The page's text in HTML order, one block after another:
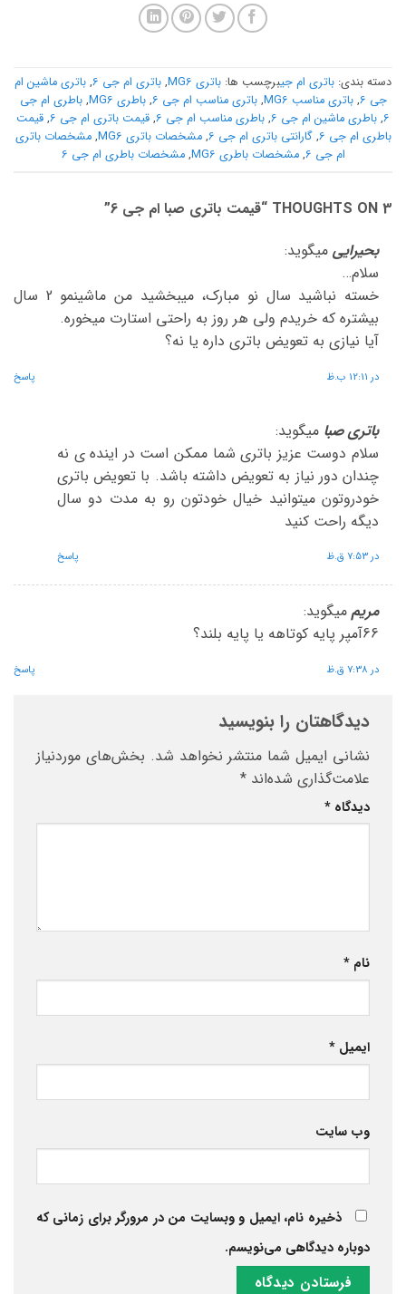
دسته بندی: باتری ام جیبرچسب ها: باتری MG6 , باتری ام جی 6 , باتری ماشین ام
جی 6
,باتری مناسب MG6 ,باتری مناسب ام جی 6 ,باطری MG6 ,باطری ام جی
6
, باطری ماشین ام جی 6 , باطری مناسب ام جی 6 , قیمت باتری ام جی 6 , قیمت
باطری ام جی 6
,گارانتی باتری ام جی 6 ,مشخصات باتری MG6 ,مشخصات باتری
ام جی 6
,مشخصات باطری MG6 ,مشخصات باطری ام جی 6
3 THOUGHTS ON “ قیمت باتری صبا ام جی 6 ”
بحیرایی میگوید:
سلام…
خسته نباشید سال نو مبارک، میبخشید من ماشینمو 2 سال
بیشتره که خریدم ولی هر روز به راحتی استارت میخوره.
آیا نیازی به تعویض باتری داره یا نه؟
در 12:11 ب.ظ پاسخ
باتری صبا میگوید:
سلام دوست عزیز باتری شما ممکن است در اینده ی نه
چندان دور نیاز به تعویض داشته باشد. با تعویض باتری
خودروتون میتوانید خیال خودتون رو به مدت دو سال
دیگه راحت کنید
در 7:53 ق.ظ پاسخ
مریم میگوید:
66آمپر پایه کوتاهه یا پایه بلند؟
در 7:38 ق.ظ پاسخ
دیدگاهتان را بنویسید
نشانی ایمیل شما منتشر نخواهد شد. بخش‌های موردنیاز
علامت‌گذاری شده‌اند *
دیدگاه *
نام *
ایمیل *
وب‌ سایت
ذخیره نام، ایمیل و وبسایت من در مرورگر برای زمانی که
دوباره دیدگاهی می‌نویسم.